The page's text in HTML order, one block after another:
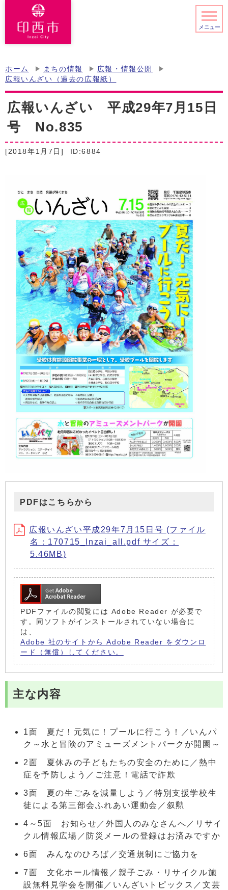
メニュー
ホーム まちの情報
広報・情報公開
広報いんざい（過去の広報紙）
広報いんざい 平成29年7月15日
号 No.835
[2018年1月7日] ID:6884
PDFはこちらから
広報いんざい平成29年7月15日号 (ファイル
名：170715_Inzai_all.pdf サイズ：
5.46MB)
PDFファイルの閲覧には Adobe Reader が必要で
す。同ソフトがインストールされていない場合に
は、
Adobe 社のサイトから Adobe Reader をダウンロ
ード（無償）してください。
主な内容
1面 夏だ！元気に！プールに行こう！／いんパ
ク～水と冒険のアミューズメントパークが開園～
2面 夏休みの子どもたちの安全のために／熱中
症を予防しよう／ご注意！電話で詐欺
3面 夏の生ごみを減量しよう／特別支援学校生
徒による第三部会ふれあい運動会／叙勲
4～5面 お知らせ／外国人のみなさんへ／リサイ
クル情報広場／防災メールの登録はお済みですか
6面 みんなのひろば／交通規制にご協力を
7面 文化ホール情報／親子ごみ・リサイクル施
設無料見学会を開催／いんざいトピックス／文芸